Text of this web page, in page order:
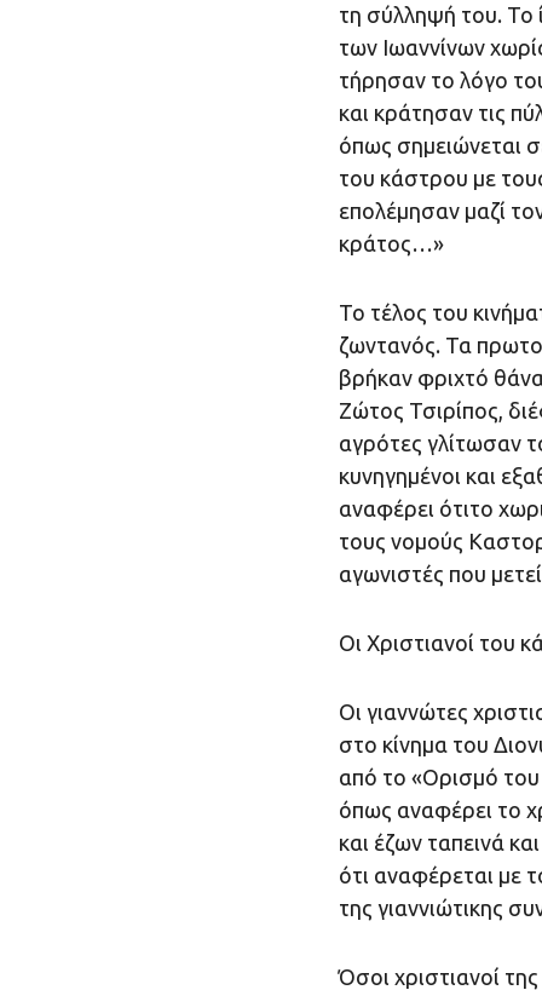
τη σύλληψή του. Το
των Ιωαννίνων
τήρησαν το λόγο
και κράτησαν τις
όπως σημειώνεται
του κάστρου με
επολέμησαν μαζί
κράτος…»
Το τέλος του
ζωντανός. Τα
βρήκαν φριχτό
Ζώτος Τσιρίπος,
αγρότες γλίτωσαν
κυνηγημένοι και
αναφέρει ότιτο
τους νομούς
αγωνιστές που
Οι Χριστιανοί του
Οι γιαννώτες
στο κίνημα του
από το «Ορισμό
όπως αναφέρει το
και έζων ταπεινά
ότι αναφέρεται με
της γιαννιώτικης
Όσοι χριστιανοί